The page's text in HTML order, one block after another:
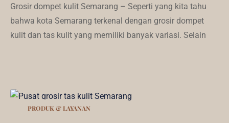
Grosir dompet kulit Semarang – Seperti yang kita tahu
bahwa kota Semarang terkenal dengan grosir dompet
kulit dan tas kulit yang memiliki banyak variasi. Selain
PRODUK & LAYANAN